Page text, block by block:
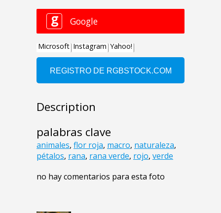
Description
palabras clave
animales, flor roja, macro, naturaleza,
pétalos, rana, rana verde, rojo, verde
no hay comentarios para esta foto